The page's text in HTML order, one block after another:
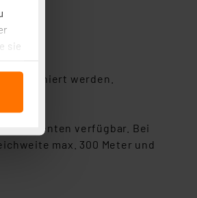
sie
kombiniert werden.
verfügbar. Bei
max. 300 Meter und